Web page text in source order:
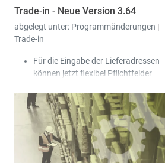
Trade-in - Neue Version 3.64
abgelegt unter: Programmänderungen |
Trade-in
Für die Eingabe der Lieferadressen
können jetzt flexibel Pflichtfelder
Für die Eingabe von Dokumenten
kann man die Definition der
Pflichtfelder jetzt auch vom
gewählten Kunden oder Lieferanten
abhängig machen.
Im Auftragsschirm können über den